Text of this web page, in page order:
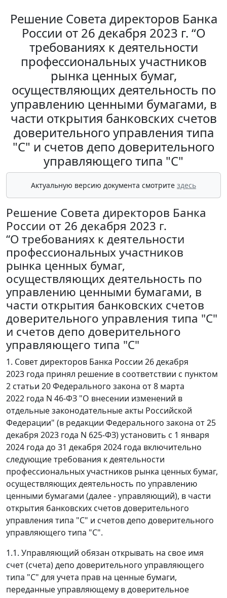
Решение Совета директоров Банка
России от 26 декабря 2023 г. “О
требованиях к деятельности
профессиональных участников
рынка ценных бумаг,
осуществляющих деятельность по
управлению ценными бумагами, в
части открытия банковских счетов
доверительного управления типа
"С" и счетов депо доверительного
управляющего типа "С"
Актуальную версию документа смотрите здесь
Решение Совета директоров Банка
России от 26 декабря 2023 г.
“О требованиях к деятельности
профессиональных участников
рынка ценных бумаг,
осуществляющих деятельность по
управлению ценными бумагами, в
части открытия банковских счетов
доверительного управления типа "С"
и счетов депо доверительного
управляющего типа "С"
1. Совет директоров Банка России 26 декабря
2023 года принял решение в соответствии с пунктом
2 статьи 20 Федерального закона от 8 марта
2022 года N 46-ФЗ "О внесении изменений в
отдельные законодательные акты Российской
Федерации" (в редакции Федерального закона от 25
декабря 2023 года N 625-ФЗ) установить с 1 января
2024 года до 31 декабря 2024 года включительно
следующие требования к деятельности
профессиональных участников рынка ценных бумаг,
осуществляющих деятельность по управлению
ценными бумагами (далее - управляющий), в части
открытия банковских счетов доверительного
управления типа "С" и счетов депо доверительного
управляющего типа "С".
1.1. Управляющий обязан открывать на свое имя
счет (счета) депо доверительного управляющего
типа "С" для учета прав на ценные бумаги,
переданные управляющему в доверительное